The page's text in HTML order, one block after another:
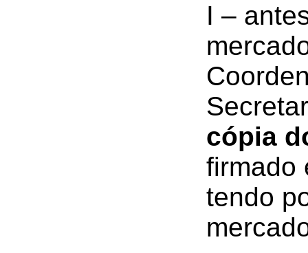
I –
cópia
firmado
tendo